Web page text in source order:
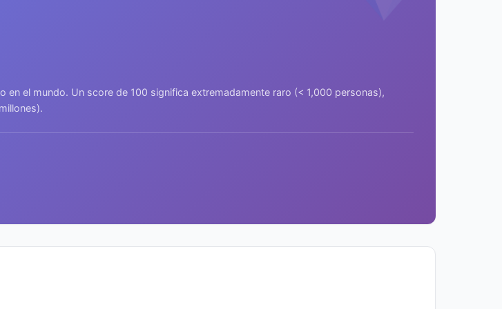
en el mundo. Un score de 100 significa extremadamente raro (< 1,000 personas),